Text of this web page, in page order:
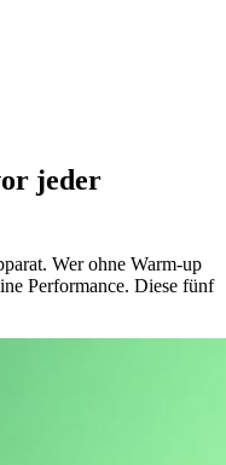
jeder
Wer ohne Warm-up
Performance. Diese fünf